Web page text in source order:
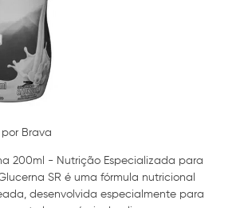
Brava
200ml - Nutrição Especializada para
SR é uma fórmula nutricional
desenvolvida especialmente para